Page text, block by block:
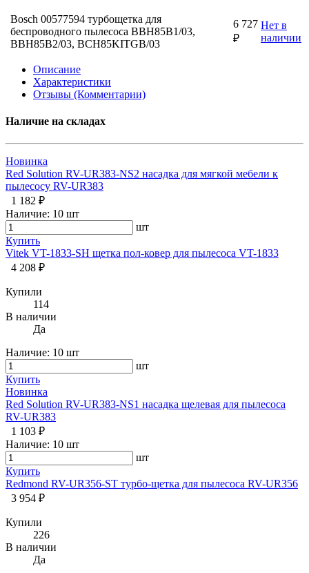
Bosch 00577594 турбощетка для
беспроводного пылесоса BBH85B1/03,
BBH85B2/03, BCH85KITGB/03
6 727
₽
Нет в
наличии
Описание
Характеристики
Отзывы (Комментарии)
Наличие на складах
Новинка
Red Solution RV-UR383-NS2 насадка для мягкой мебели к
пылесосу RV-UR383
1 182 ₽
Наличие: 10 шт
шт
Купить
Vitek VT-1833-SH щетка пол-ковер для пылесоса VT-1833
4 208 ₽
Купили
114
В наличии
Да
Наличие: 10 шт
шт
Купить
Новинка
Red Solution RV-UR383-NS1 насадка щелевая для пылесоса
RV-UR383
1 103 ₽
Наличие: 10 шт
шт
Купить
Redmond RV-UR356-ST турбо-щетка для пылесоса RV-UR356
3 954 ₽
Купили
226
В наличии
Да